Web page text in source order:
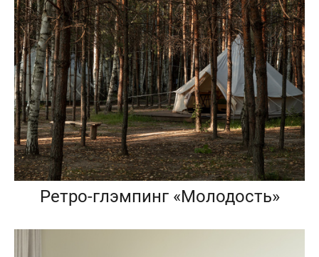
Ретро-глэмпинг «Молодость»